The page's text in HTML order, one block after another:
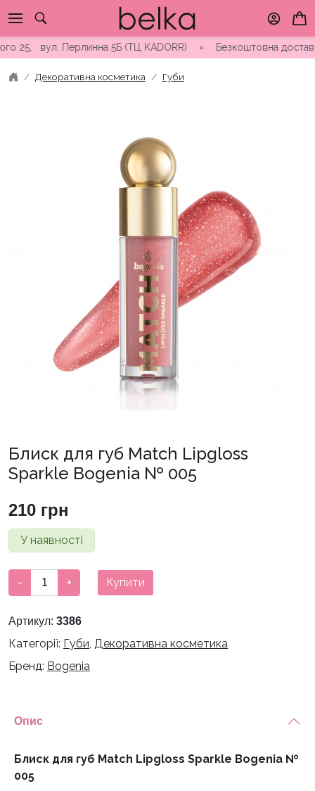
to
content
вул. Перлинна 5Б (ТЦ KADORR) ∘ Безкоштовна доставка
Декоративна косметика Губи
Блиск для губ Match Lipgloss
Sparkle Bogenia № 005
210 грн
У наявності
для
Match
Lipgloss
Sparkle
кількість
- + Купити
Артикул: 3386
Категорії: Губи, Декоративна косметика
Бренд: Bogenia
Опис
Блиск для губ Match Lipgloss Sparkle Bogenia №
005